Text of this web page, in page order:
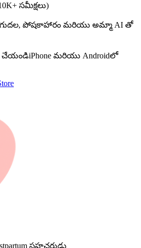
సమీక్షలు)
పోషకాహారం మరియు అమ్మా AI తో
చేయండిiPhone మరియు Androidలో
సహచరుడు